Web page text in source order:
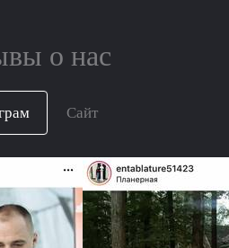
о нас
Сайт